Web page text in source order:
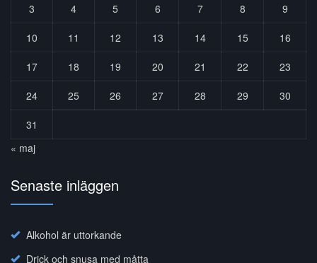
3 4 5 6 7 8 9
10 11 12 13 14 15 16
17 18 19 20 21 22 23
24 25 26 27 28 29 30
31
« maj
Senaste inläggen
Alkohol är uttorkande
Drick och snusa med måtta